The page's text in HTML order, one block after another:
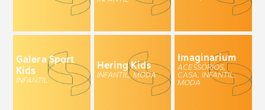
Galera Sport
Kids
INFANTIL
Hering Kids
INFANTIL, MODA
Imaginarium
ACESSÓRIOS,
CASA, INFANTIL,
MODA